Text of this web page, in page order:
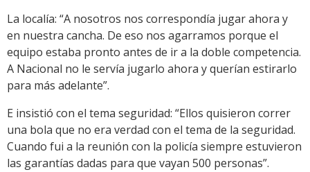
La localía: “A nosotros nos correspondía jugar ahora y
en nuestra cancha. De eso nos agarramos porque el
equipo estaba pronto antes de ir a la doble competencia.
A Nacional no le servía jugarlo ahora y querían estirarlo
para más adelante”.
E insistió con el tema seguridad: “Ellos quisieron correr
una bola que no era verdad con el tema de la seguridad.
Cuando fui a la reunión con la policía siempre estuvieron
las garantías dadas para que vayan 500 personas”.